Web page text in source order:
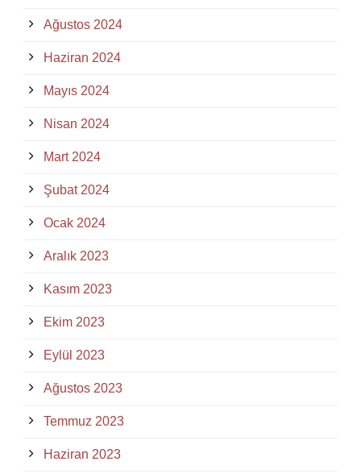
Ağustos 2024
Haziran 2024
Mayıs 2024
Nisan 2024
Mart 2024
Şubat 2024
Ocak 2024
Aralık 2023
Kasım 2023
Ekim 2023
Eylül 2023
Ağustos 2023
Temmuz 2023
Haziran 2023